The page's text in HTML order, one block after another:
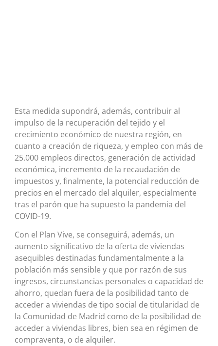
Esta medida supondrá, además, contribuir al
impulso de la recuperación del tejido y el
crecimiento económico de nuestra región, en
cuanto a creación de riqueza, y empleo con más de
25.000 empleos directos, generación de actividad
económica, incremento de la recaudación de
impuestos y, finalmente, la potencial reducción de
precios en el mercado del alquiler, especialmente
tras el parón que ha supuesto la pandemia del
COVID-19.
Con el Plan Vive, se conseguirá, además, un
aumento significativo de la oferta de viviendas
asequibles destinadas fundamentalmente a la
población más sensible y que por razón de sus
ingresos, circunstancias personales o capacidad de
ahorro, quedan fuera de la posibilidad tanto de
acceder a viviendas de tipo social de titularidad de
la Comunidad de Madrid como de la posibilidad de
acceder a viviendas libres, bien sea en régimen de
compraventa, o de alquiler.